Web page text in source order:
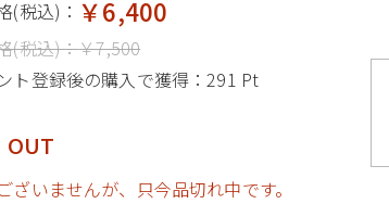
(税込)： ￥6,400
(税込)：￥7,500
ト登録後の購入で獲得：291 Pt
OUT
ざいませんが、只今品切れ中です。